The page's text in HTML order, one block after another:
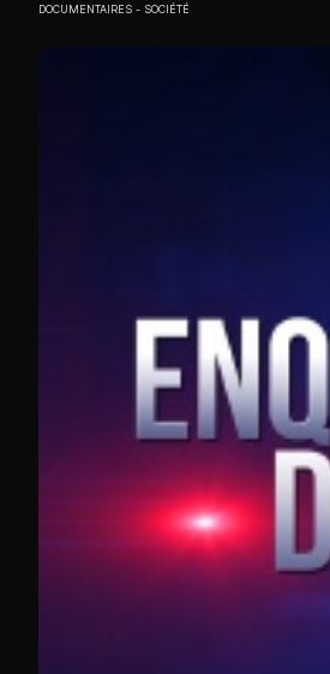
DOCUMENTAIRES SOCIÉTÉ